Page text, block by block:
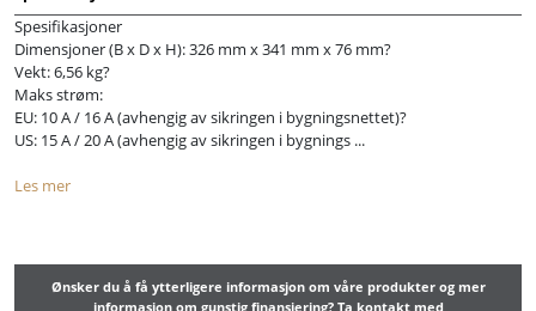
Spesifikasjoner
Dimensjoner (B x D x H): 326 mm x 341 mm x 76 mm?
Vekt: 6,56 kg?
Maks strøm:
EU: 10 A / 16 A (avhengig av sikringen i bygningsnettet)?
US: 15 A / 20 A (avhengig av sikringen i bygnings ...
Les mer
Ønsker du å få ytterligere informasjon om våre produkter og mer
informasjon om gunstig finansiering? Ta kontakt med